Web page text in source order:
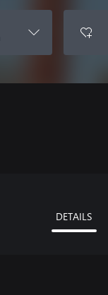
DETAILS